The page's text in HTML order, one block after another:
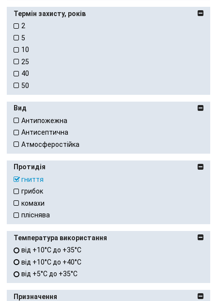
Термін захисту, років
2
5
10
25
40
50
Вид
Антипожежна
Антисептична
Атмосферостійка
Протидія
гниття
грибок
комахи
пліснява
Температура використання
від +10°C до +35°C
від +10°C до +40°C
від +5°C до +35°C
Призначення